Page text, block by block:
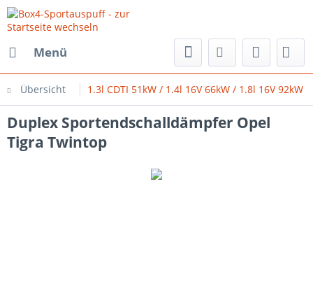
Menü
Übersicht 1.3l CDTI 51kW / 1.4l 16V 66kW / 1.8l 16V 92kW
Duplex Sportendschalldämpfer Opel
Tigra Twintop